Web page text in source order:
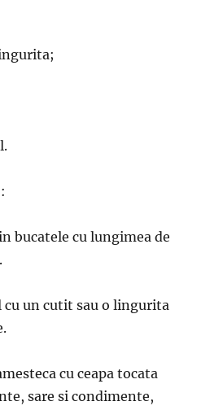
bucatele cu lungimea de
cu un cutit sau o lingurita
cu ceapa tocata
sare si condimente,